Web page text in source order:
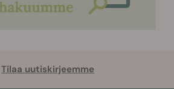
Tilaa uutiskirjeemme